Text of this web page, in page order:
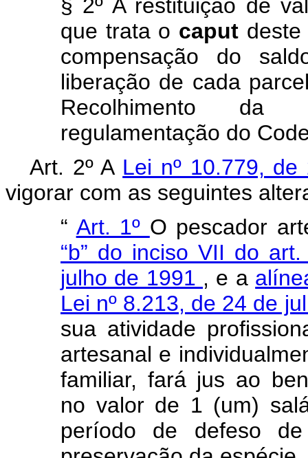
§ 2º A restituição de
que trata o caput
compensação do
liberação de cada
Recolhimento da
regulamentação do
Art. 2º A Lei nº 10.779,
vigorar com as seguintes
“ Art. 1º O pescador
“b” do inciso VII do
julho de 1991 , e a
Lei nº 8.213, de 24 de
sua atividade
artesanal e
familiar, fará jus ao
no valor de 1 (um)
período de defeso